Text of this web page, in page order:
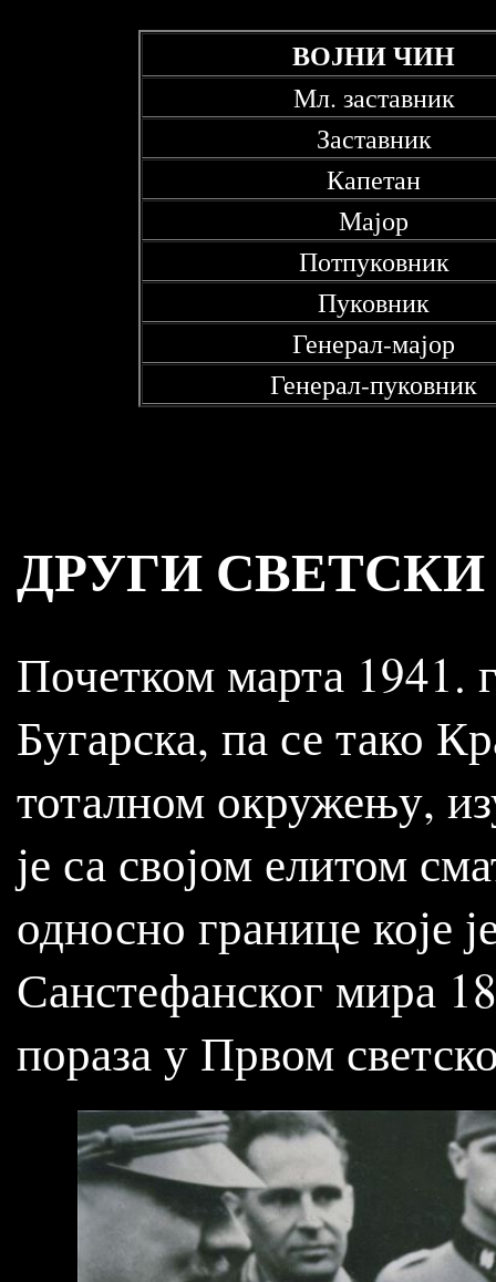
ВОЈНИ ЧИН
Мл. заставник
Заставник
Капетан
Мајор
Потпуковник
Пуковник
Генерал-мајор
Генерал-пуковник
ДРУГИ СВЕТСКИ
Почетком марта 1941.
Бугарска, па се тако
тоталном окружењу,
је са својом елитом
односно границе које
Санстефанског мира
пораза у Првом